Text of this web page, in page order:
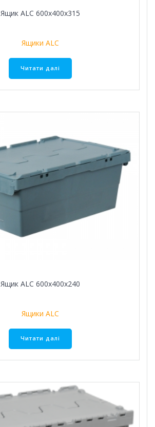
Ящик ALC 600х400х315
Ящики ALC
Читати далі
Ящик ALC 600х400х240
Ящики ALC
Читати далі